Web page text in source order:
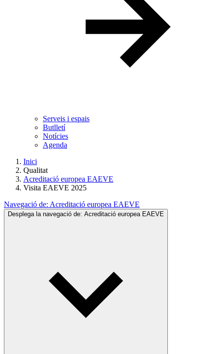
Serveis i espais
Butlletí
Notícies
Agenda
Inici
Qualitat
Acreditació europea EAEVE
Visita EAEVE 2025
Navegació de: Acreditació europea EAEVE
Desplega la navegació de: Acreditació europea EAEVE